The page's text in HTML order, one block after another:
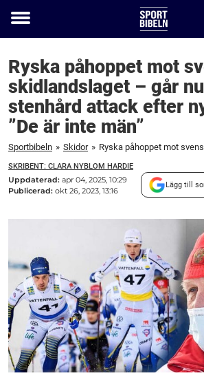
Toggle
Ryska påhoppet mot
skidlandslaget – går
stenhård attack efter
”De är inte män”
Sportbibeln » Skidor »
SKRIBENT: CLARA NYBLOM HARDIE
Uppdaterad: apr 04, 2025, 10:29
Publicerad: okt 26, 2023, 13:16
Lägg till